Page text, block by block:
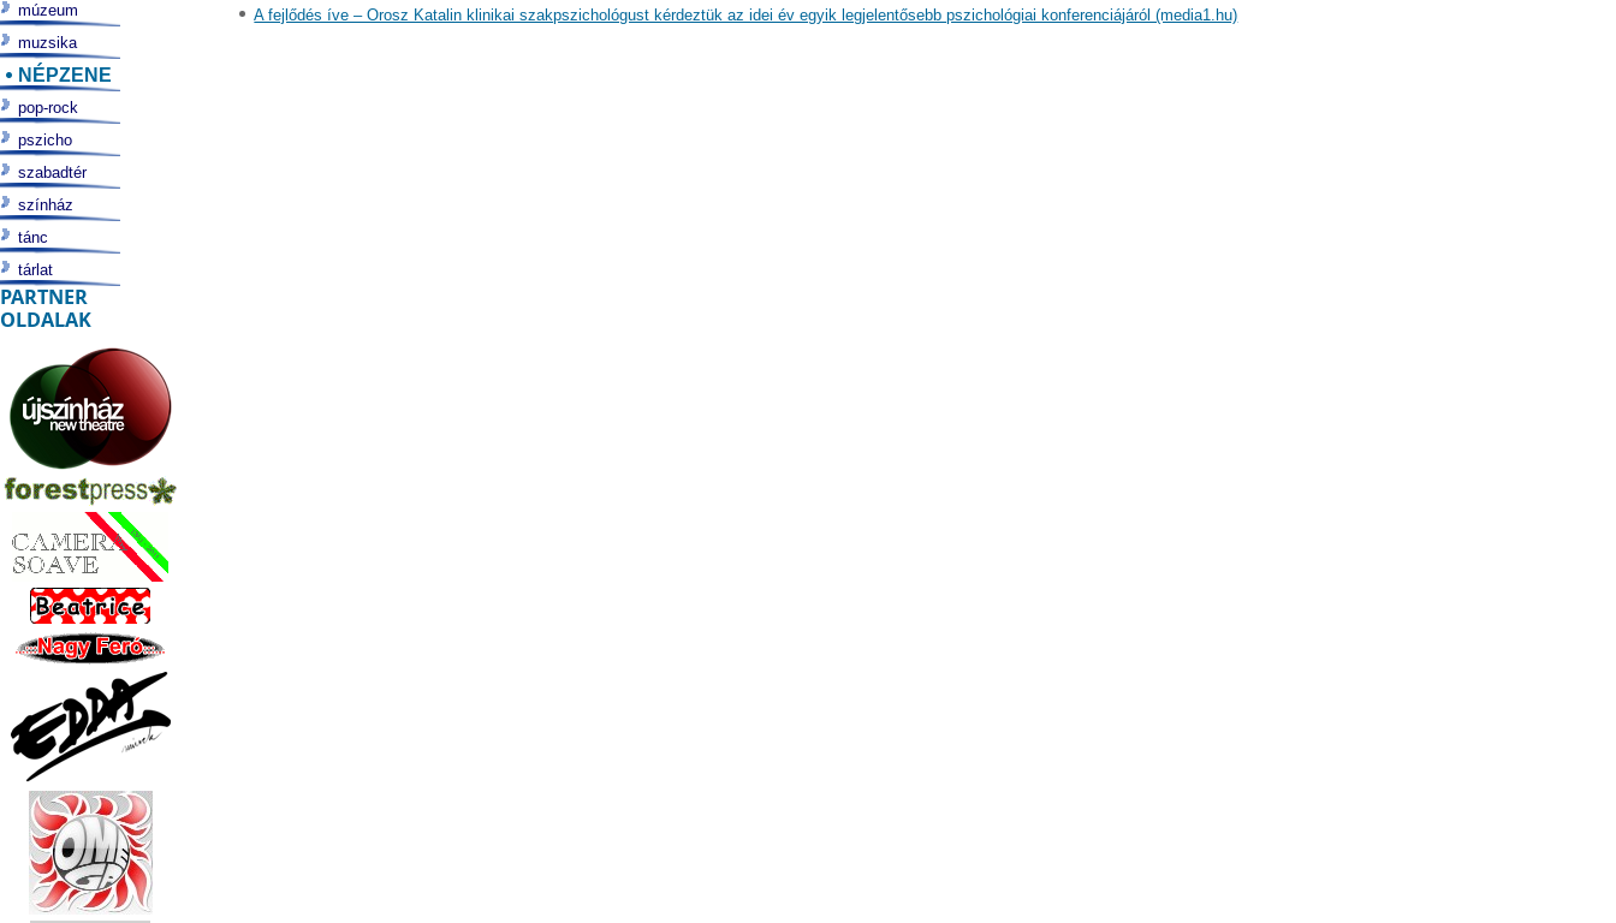
A fejlődés íve – Orosz Katalin klinikai szakpszichológust kérdeztük az idei év egyik legjelentősebb pszichológiai konferenciájáról (media1.hu)
múzeum
muzsika
NÉPZENE
pop-rock
pszicho
szabadtér
színház
tánc
tárlat
PARTNER
OLDALAK